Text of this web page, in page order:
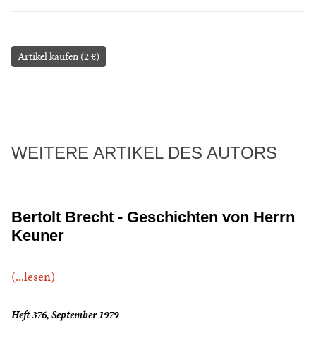
Artikel kaufen (2 €)
WEITERE ARTIKEL DES AUTORS
Bertolt Brecht - Geschichten von Herrn
Keuner
(...lesen)
Heft 376, September 1979